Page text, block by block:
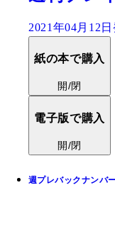
2021年04月12
紙の本で購入
開/閉
電子版で購入
開/閉
週プレバックナンバ